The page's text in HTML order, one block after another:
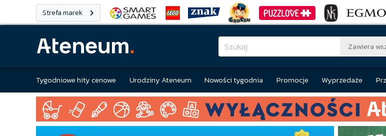
Strefa marek
Zawiera
Tygodniowe hity cenowe Urodziny Ateneum Nowości tygodnia Promocje Wyprzedaże